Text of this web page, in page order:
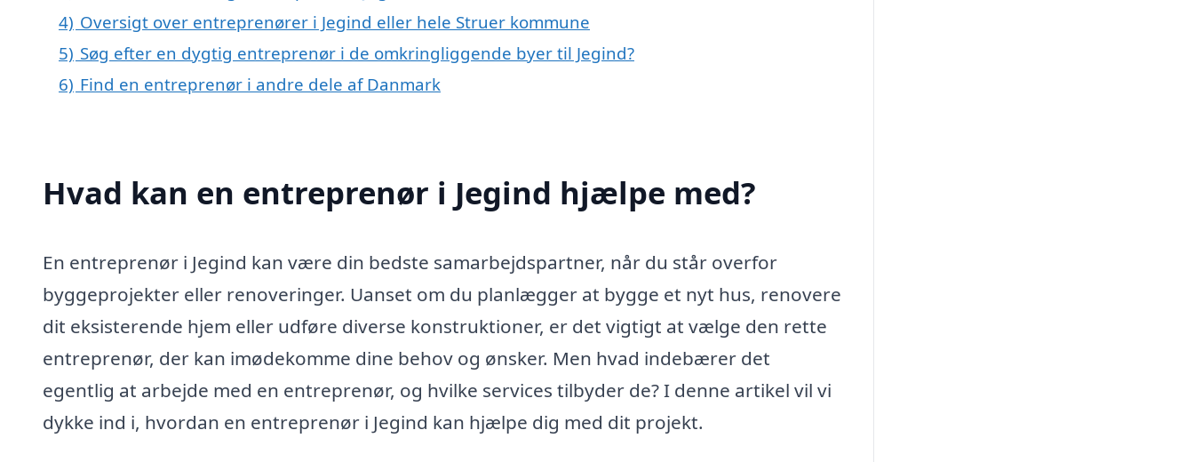
4) Oversigt over entreprenører i Jegind eller hele Struer kommune
5) Søg efter en dygtig entreprenør i de omkringliggende byer til Jegind?
6) Find en entreprenør i andre dele af Danmark
Hvad kan en entreprenør i Jegind hjælpe med?
En entreprenør i Jegind kan være din bedste samarbejdspartner, når du står overfor
byggeprojekter eller renoveringer. Uanset om du planlægger at bygge et nyt hus, renovere
dit eksisterende hjem eller udføre diverse konstruktioner, er det vigtigt at vælge den rette
entreprenør, der kan imødekomme dine behov og ønsker. Men hvad indebærer det
egentlig at arbejde med en entreprenør, og hvilke services tilbyder de? I denne artikel vil vi
dykke ind i, hvordan en entreprenør i Jegind kan hjælpe dig med dit projekt.